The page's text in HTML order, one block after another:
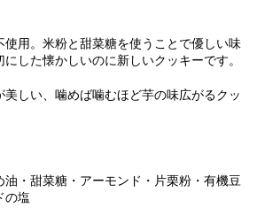
用。米粉と甜菜糖を使うことで優しい味
した懐かしいのに新しいクッキーです。
しい、噛めば噛むほど芋の味広がるクッ
油・甜菜糖・アーモンド・片栗粉・有機豆
の塩